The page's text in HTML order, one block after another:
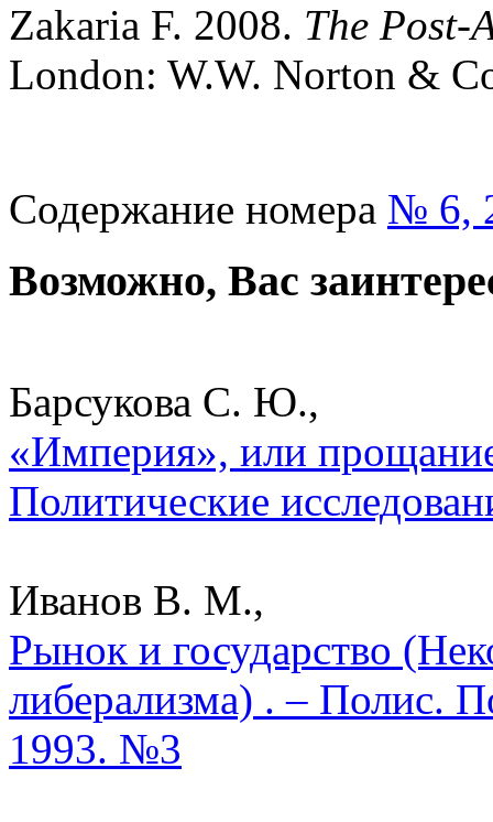
Zakaria F. 2008. The Post-
London: W.W. Norton &
Содержание номера № 6,
Возможно, Вас
Барсукова С. Ю.,
«Империя», или
Политические
Иванов В. М.,
Рынок и государство
либерализма) . – Полис.
1993. №3